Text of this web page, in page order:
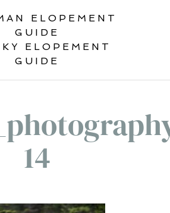
ELOPEMENT
GUIDE
ELOPEMENT
GUIDE
14